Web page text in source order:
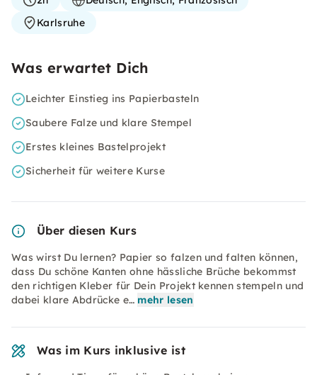
Karlsruhe
Was erwartet Dich
Leichter Einstieg ins Papierbasteln
Saubere Falze und klare Stempel
Erstes kleines Bastelprojekt
Sicherheit für weitere Kurse
Über diesen Kurs
Was wirst Du lernen? Papier so falzen und falten können,
dass Du schöne Kanten ohne hässliche Brüche bekommst
den richtigen Kleber für Dein Projekt kennen stempeln und
dabei klare Abdrücke e… mehr lesen
Was im Kurs inklusive ist